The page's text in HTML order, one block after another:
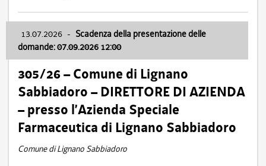
13.07.2026 - Scadenza della presentazione delle
domande: 07.09.2026 12:00
305/26 – Comune di Lignano
Sabbiadoro – DIRETTORE DI AZIENDA
– presso l’Azienda Speciale
Farmaceutica di Lignano Sabbiadoro
Comune di Lignano Sabbiadoro